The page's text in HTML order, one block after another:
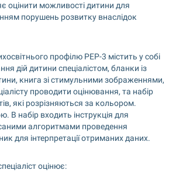
оцінити можливості дитини для
порушень розвитку внаслідок
профілю РЕР-3 містить у собі
дій дитини спеціалістом, бланки із
книга зі стимульними зображеннями,
проводити оцінювання, та набір
які розрізняються за кольором.
В набір входить інструкція для
алгоритмами проведення
для інтерпретації отриманих даних.
оцінює: